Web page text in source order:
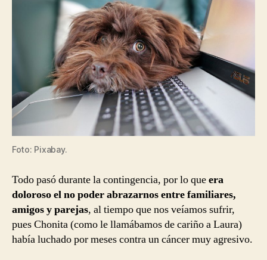
Foto: Pixabay.
Todo pasó durante la contingencia, por lo queera
doloroso el no poder abrazarnos entre familiares,
amigos y parejas, al tiempo que nos veíamos sufrir,
pues Chonita (como le llamábamos de cariño a Laura)
había luchado por meses contra un cáncer muy agresivo.